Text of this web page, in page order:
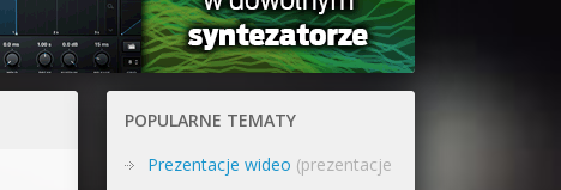
Materiały dla mediów
Archiwum aktualności
POPULARNE TEMATY
Prezentacje wideo (prezentacje